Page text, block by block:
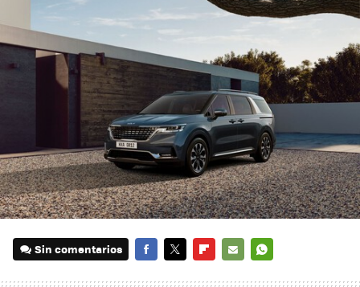
Sin comentarios